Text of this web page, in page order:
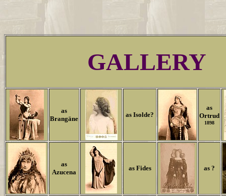
GALLERY
as
Brangäne
as Isolde?
as
Ortrud
1898
as
Azucena
as Fides as ?